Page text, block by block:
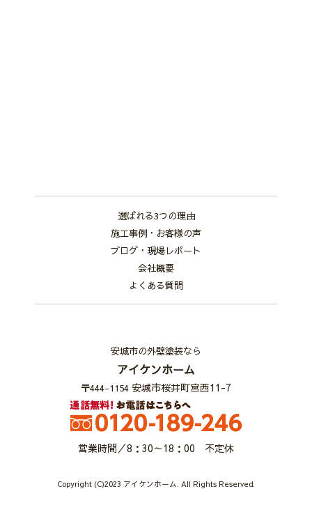
選ばれる3つの理由
施工事例・お客様の声
ブログ・現場レポート
会社概要
よくある質問
安城市の外壁塗装なら
アイケンホーム
〒444-1154 安城市桜井町宮西11-7
営業時間／8：30～18：00 不定休
Copyright (C)2023 アイケンホーム. All Rights Reserved.